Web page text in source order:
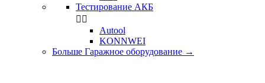
Тестирование АКБ
 
Autool
KONNWEI
Больше Гаражное оборудование →